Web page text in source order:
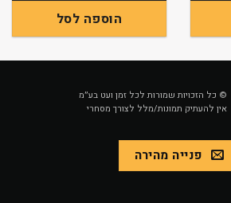
הוספה לסל
© כל הזכויות שמורות לכל זמן ועט בע״מ
אין להעתיק תמונות/מלל לצורך מסחרי
פנייה מהירה